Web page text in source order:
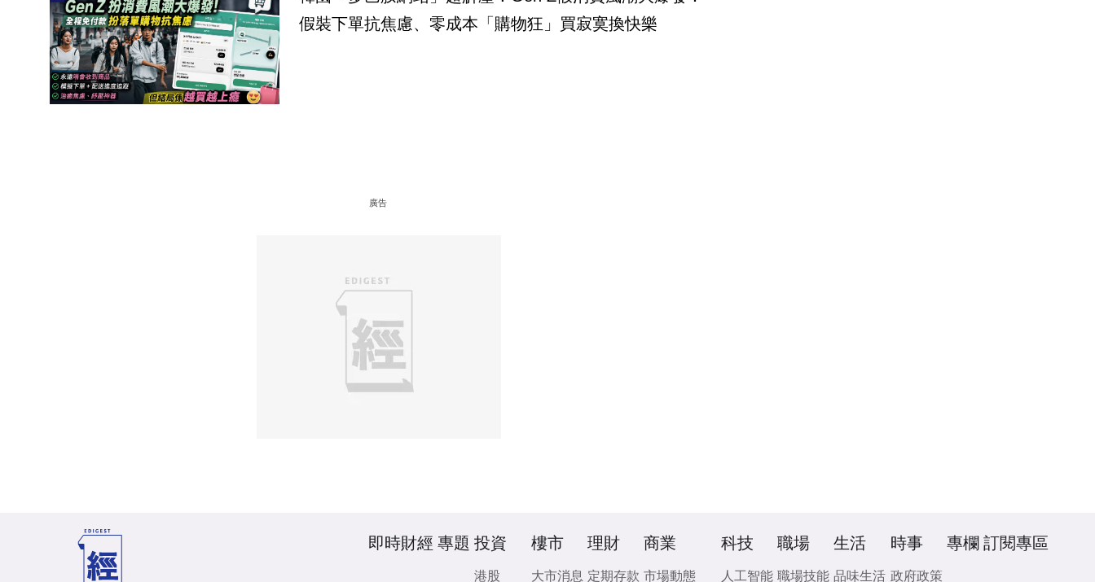
假裝下單抗焦慮、零成本「購物狂」買寂寞換快樂
廣告
即時財經 專題 投資
港股
樓市
大市消息
理財
定期存款
商業
市場動態
科技
人工智能
職場
職場技能
生活
品味生活
時事
政府政策
專欄 訂閱專區